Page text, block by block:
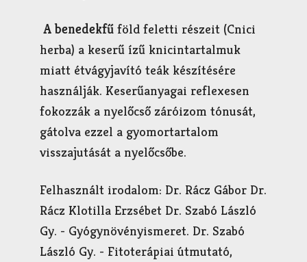
A benedekfű föld feletti részeit (Cnici
herba) a keserű ízű knicintartalmuk
miatt étvágyjavító teák készítésére
használják. Keserűanyagai reflexesen
fokozzák a nyelőcső záróizom tónusát,
gátolva ezzel a gyomortartalom
visszajutását a nyelőcsőbe.
Felhasznált irodalom: Dr. Rácz Gábor Dr.
Rácz Klotilla Erzsébet Dr. Szabó László
Gy. - Gyógynövényismeret. Dr. Szabó
László Gy. - Fitoterápiai útmutató,